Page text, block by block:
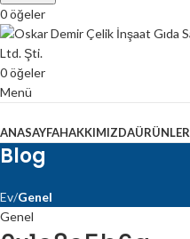
0öğeler
0öğeler
Menü
ANASAYFAHAKKIMIZDAÜRÜNLER
Blog
Ev Genel
Genel